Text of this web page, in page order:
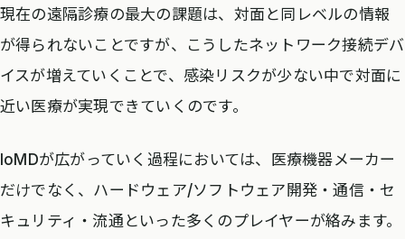
現在の遠隔診療の最大の課題は、対面と同レベルの情報
が得られないことですが、こうしたネットワーク接続デバ
イスが増えていくことで、感染リスクが少ない中で対面に
近い医療が実現できていくのです。
IoMDが広がっていく過程においては、医療機器メーカー
だけでなく、ハードウェア/ソフトウェア開発・通信・セ
キュリティ・流通といった多くのプレイヤーが絡みます。